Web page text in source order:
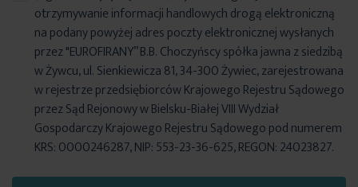
otrzymywanie informacji handlowych drogą elektroniczną
na podany powyżej adres poczty elektronicznej wysłanych
przez "EUROFIRANY” B.B. Choczyńscy spółka jawna z siedzibą
w Żywcu, ul. Sienkiewicza 81, 34-300 Żywiec, zarejestrowana
w rejestrze przedsiębiorców Krajowego Rejestru Sądowego
przez Sąd Rejonowy w Bielsku-Białej VIII Wydział
Gospodarczy Krajowego Rejestru Sądowego pod numerem
KRS: 0000246287, NIP: 553-23-36-625, REGON: 24023827.